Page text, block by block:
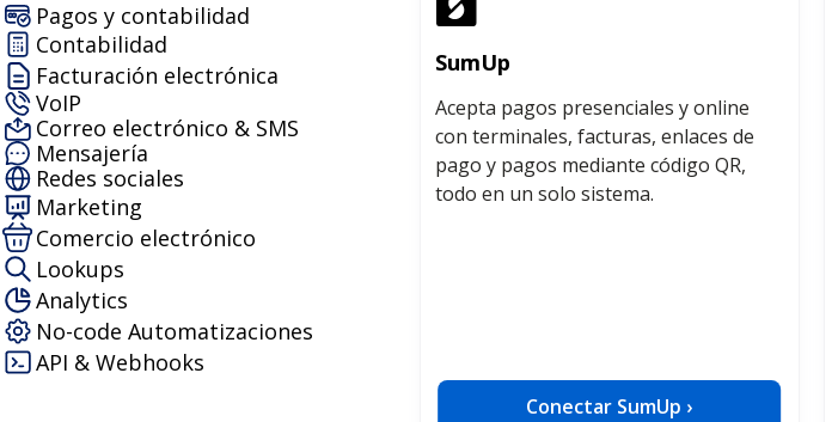
Pagos y contabilidad
Contabilidad
Facturación electrónica
VoIP
Correo electrónico & SMS
Mensajería
Redes sociales
Marketing
Comercio electrónico
Lookups
Analytics
No-code Automatizaciones
API & Webhooks
SumUp
Acepta pagos presenciales y online
con terminales, facturas, enlaces de
pago y pagos mediante código QR,
todo en un solo sistema.
Conectar SumUp ›